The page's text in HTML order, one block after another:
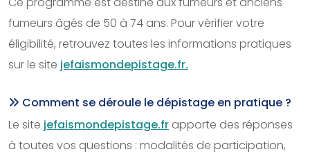
fumeurs âgés de 50 à 74 ans. Pour vérifier votre
éligibilité, retrouvez toutes les informations pratiques
sur le site jefaismondepistage.fr.
Comment se déroule le dépistage en pratique ?
Le site jefaismondepistage.fr apporte des réponses
à toutes vos questions : modalités de participation,